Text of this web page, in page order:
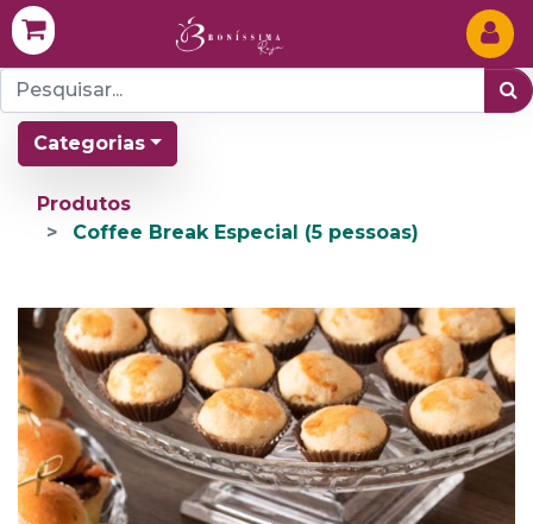
Categorias
Produtos
Coffee Break Especial (5 pessoas)